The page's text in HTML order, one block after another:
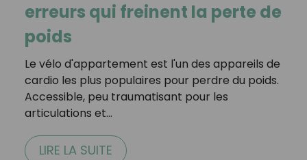
erreurs qui freinent la perte de
poids
Le vélo d'appartement est l'un des appareils de
cardio les plus populaires pour perdre du poids.
Accessible, peu traumatisant pour les
articulations et…
LIRE LA SUITE